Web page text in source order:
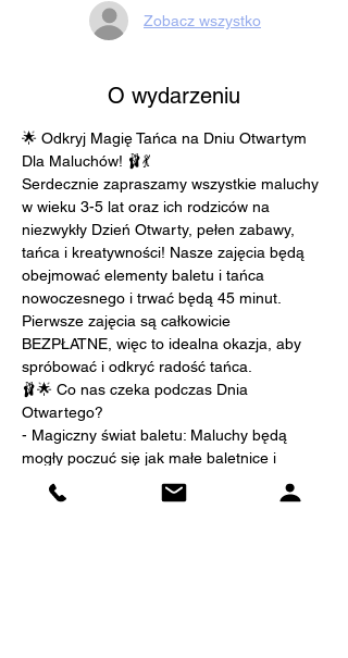
Zobacz wszystko
O wydarzeniu
🌟 Odkryj Magię Tańca na Dniu Otwartym
Dla Maluchów! 🩰💃
Serdecznie zapraszamy wszystkie maluchy
w wieku 3-5 lat oraz ich rodziców na
niezwykły Dzień Otwarty, pełen zabawy,
tańca i kreatywności! Nasze zajęcia będą
obejmować elementy baletu i tańca
nowoczesnego i trwać będą 45 minut.
Pierwsze zajęcia są całkowicie
BEZPŁATNE, więc to idealna okazja, aby
spróbować i odkryć radość tańca.
🩰🌟 Co nas czeka podczas Dnia
Otwartego?
- Magiczny świat baletu: Maluchy będą
mogły poczuć się jak małe baletnice i
baletmistrzowie, odkrywając piękno
klasycznego tańca.